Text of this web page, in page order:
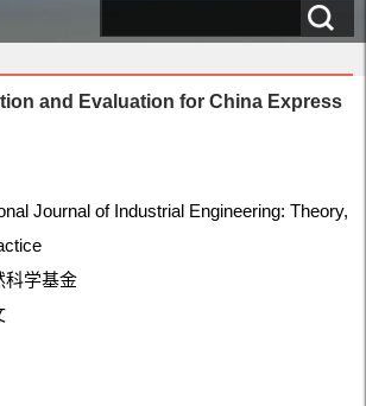
and Evaluation for China Express
Journal of Industrial Engineering: Theory,
科学基金